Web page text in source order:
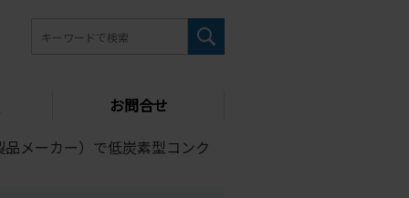
お問合せ
メーカー）で低炭素型コンク